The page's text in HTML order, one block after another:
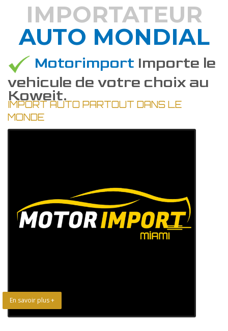
DÉCOUVREZ COMMENT
IMPORTATEUR
AUTO MONDIAL
Motorimport Importe le
vehicule de votre choix au
Koweit.
IMPORT AUTO PARTOUT DANS LE
MONDE
En savoir plus +